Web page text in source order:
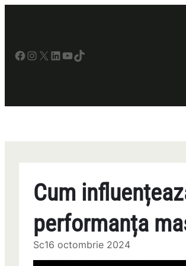
Facebook InstagramX LinkedIn YouTube TikTok
Cum
performanța
Sc16 octombrie 2024